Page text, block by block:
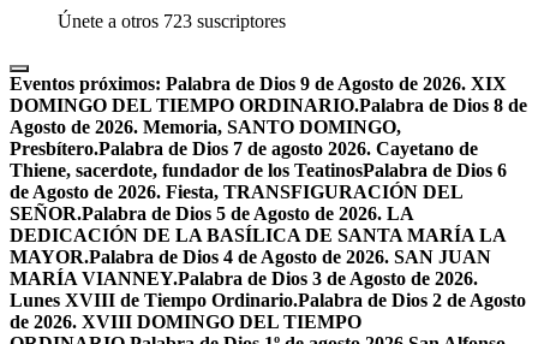
Únete a otros 723 suscriptores
Eventos próximos: Palabra de Dios 9 de Agosto de 2026. XIX
DOMINGO DEL TIEMPO ORDINARIO.Palabra de Dios 8 de
Agosto de 2026. Memoria, SANTO DOMINGO,
Presbítero.Palabra de Dios 7 de agosto 2026. Cayetano de
Thiene, sacerdote, fundador de los TeatinosPalabra de Dios 6
de Agosto de 2026. Fiesta, TRANSFIGURACIÓN DEL
SEÑOR.Palabra de Dios 5 de Agosto de 2026. LA
DEDICACIÓN DE LA BASÍLICA DE SANTA MARÍA LA
MAYOR.Palabra de Dios 4 de Agosto de 2026. SAN JUAN
MARÍA VIANNEY.Palabra de Dios 3 de Agosto de 2026.
Lunes XVIII de Tiempo Ordinario.Palabra de Dios 2 de Agosto
de 2026. XVIII DOMINGO DEL TIEMPO